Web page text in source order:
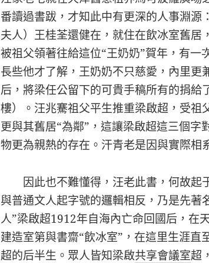
番讀過書跋，才知此中有更深的人事淵源
夫人）王桂荃還健在，就住在飲冰室舊居
被祖父領著往給這位“王奶奶”賀年，有一
長些他才了解，王奶奶不只慈愛，內里更
后，將梁任公留下的可貴手稿所有的捐給
樓）。汪兆騫祖父平生推重梁啟超，受祖
更與其舊居“為鄰”，這讓梁啟超這三個字
物更為親熱的存在。汗青老是因與實際相
因此也不難懂得，汪老此書，何故起
與普通文人起字號的邏輯相反，乃是先
人”梁啟超1912年自海內亡命回國后，在
建造室第與書齋“飲冰室”，在這里生涯
超的后半生。眾人皆知梁啟共享會議室超